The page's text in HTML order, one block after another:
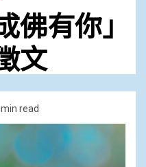
佛有你」
文
read